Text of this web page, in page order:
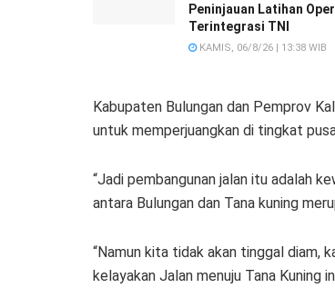
Peninjauan Latihan
Terintegrasi TNI
KAMIS, 06/8/26 | 13:38 WIB
Kabupaten Bulungan dan Pemprov
untuk memperjuangkan di tingkat
“Jadi pembangunan jalan itu adalah
antara Bulungan dan Tana kuning
“Namun kita tidak akan tinggal diam,
kelayakan Jalan menuju Tana Kuning